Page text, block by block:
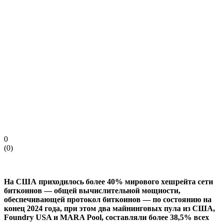
0
(0)
На США приходилось более 40% мирового хешрейта сети
биткоинов — общей вычислительной мощности,
обеспечивающей протокол биткоинов — по состоянию на
конец 2024 года, при этом два майнинговых пула из США,
Foundry USA и MARA Pool, составляли более 38,5% всех